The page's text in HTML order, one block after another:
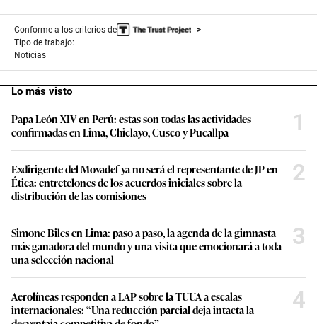
Conforme a los criterios de
Tipo de trabajo:
Noticias
Lo más visto
Papa León XIV en Perú: estas son todas las actividades
confirmadas en Lima, Chiclayo, Cusco y Pucallpa
1
Exdirigente del Movadef ya no será el representante de JP en
Ética: entretelones de los acuerdos iniciales sobre la
distribución de las comisiones
2
Simone Biles en Lima: paso a paso, la agenda de la gimnasta
más ganadora del mundo y una visita que emocionará a toda
una selección nacional
3
Aerolíneas responden a LAP sobre la TUUA a escalas
internacionales: “Una reducción parcial deja intacta la
4